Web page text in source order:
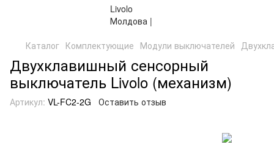
Каталог Комплектующие Модули выключателей
Двухклавишный сенсорный
выключатель Livolo (механизм)
Артикул: VL-FC2-2G Оставить отзыв